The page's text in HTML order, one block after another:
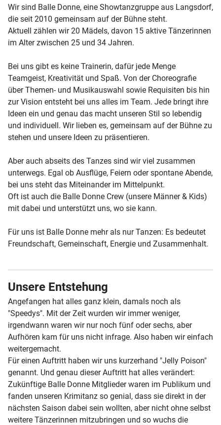
Wir sind Balle Donne, eine Showtanzgruppe aus Langsdorf,
die seit 2010 gemeinsam auf der Bühne steht.
Aktuell zählen wir 20 Mädels, davon 15 aktive Tänzerinnen
im Alter zwischen 25 und 34 Jahren.
Bei uns gibt es keine Trainerin, dafür jede Menge
Teamgeist, Kreativität und Spaß. Von der Choreografie
über Themen- und Musikauswahl sowie Requisiten bis hin
zur Vision entsteht bei uns alles im Team. Jede bringt ihre
Ideen ein und genau das macht unseren Stil so lebendig
und individuell. Wir lieben es, gemeinsam auf der Bühne zu
stehen und unsere Ideen zu präsentieren.
Aber auch abseits des Tanzes sind wir viel zusammen
unterwegs. Egal ob Ausflüge, Feiern oder spontane Abende,
bei uns steht das Miteinander im Mittelpunkt.
Oft ist auch die Balle Donne Crew (unsere Männer & Kids)
mit dabei und unterstützt uns, wo sie kann.
Für uns ist Balle Donne mehr als nur Tanzen: Es bedeutet
Freundschaft, Gemeinschaft, Energie und Zusammenhalt.
Unsere Entstehung
Angefangen hat alles ganz klein, damals noch als
"Speedys". Mit der Zeit wurden wir immer weniger,
irgendwann waren wir nur noch fünf oder sechs, aber
Aufhören kam für uns nicht infrage. Also haben wir einfach
weitergemacht.
Für einen Auftritt haben wir uns kurzerhand "Jelly Poison"
genannt. Und genau dieser Auftritt hat alles verändert:
Zukünftige Balle Donne Mitglieder waren im Publikum und
fanden unseren Krimitanz so genial, dass sie direkt in der
nächsten Saison dabei sein wollten, aber nicht ohne selbst
weitere Tänzerinnen mitzubringen und so wuchs die